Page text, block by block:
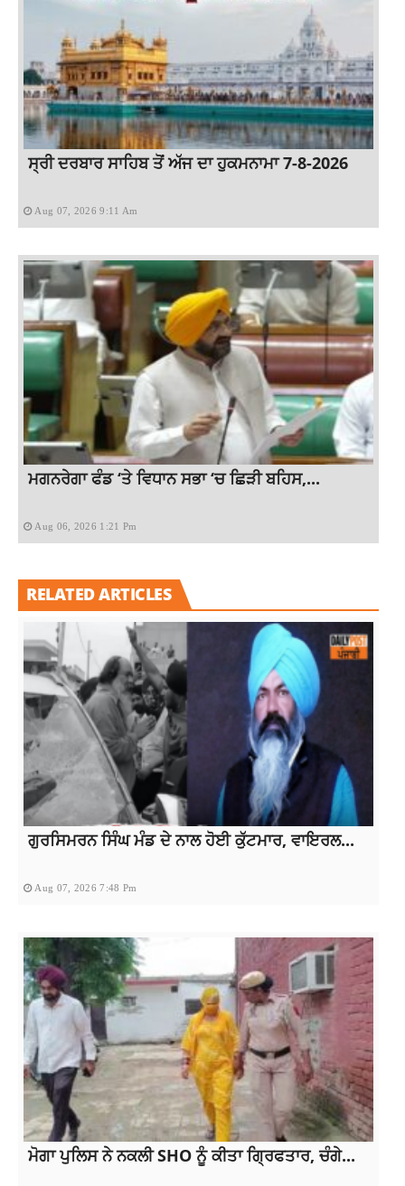
ਸ੍ਰੀ ਦਰਬਾਰ ਸਾਹਿਬ ਤੋਂ ਅੱਜ ਦਾ ਹੁਕਮਨਾਮਾ 7-8-2026
Aug 07, 2026 9:11 Am
ਮਗਨਰੇਗਾ ਫੰਡ ‘ਤੇ ਵਿਧਾਨ ਸਭਾ ‘ਚ ਛਿੜੀ ਬਹਿਸ,...
Aug 06, 2026 1:21 Pm
RELATED ARTICLES
ਗੁਰਸਿਮਰਨ ਸਿੰਘ ਮੰਡ ਦੇ ਨਾਲ ਹੋਈ ਕੁੱਟਮਾਰ, ਵਾਇਰਲ...
Aug 07, 2026 7:48 Pm
ਮੋਗਾ ਪੁਲਿਸ ਨੇ ਨਕਲੀ SHO ਨੂੰ ਕੀਤਾ ਗ੍ਰਿਫਤਾਰ, ਚੰਗੇ...